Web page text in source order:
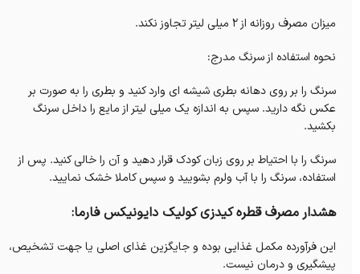
میزان مصرف روزانه از 2 میلی لیتر تجاوز نکند.
نحوه استفاده از سرنگ مدرج:
سرنگ را بر روی دهانه بطری شیشه ای وارد کنید و بطری را به صورت بر
عکس نگه دارید. سپس به اندازه یک میلی لیتر از مایع را داخل سرنگ
بکشید.
سرنگ را با احتیاط بر روی زبان کودک قرار دهید و آن را خالی کنید. پس از
استفاده، سرنگ را با آب ولرم بشویید و سپس کاملا خشک نمایید.
هشدار مصرف قطره کیدزی کولیک دایونیکس فارما:
این فرآورده مکمل غذایی بوده و جایگزین غذای اصلی یا جهت تشخیص،
پیشگیری و درمان نیست.